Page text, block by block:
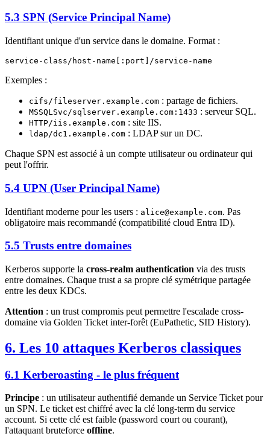
5.3 SPN (Service Principal Name)
Identifiant unique d'un service dans le domaine. Format :
Exemples :
cifs/fileserver.example.com : partage de fichiers.
MSSQLSvc/sqlserver.example.com:1433 : serveur SQL.
HTTP/iis.example.com : site IIS.
ldap/dc1.example.com : LDAP sur un DC.
Chaque SPN est associé à un compte utilisateur ou ordinateur qui
peut l'offrir.
5.4 UPN (User Principal Name)
Identifiant moderne pour les users : alice@example.com. Pas
obligatoire mais recommandé (compatibilité cloud Entra ID).
5.5 Trusts entre domaines
Kerberos supporte la cross-realm authentication via des trusts
entre domaines. Chaque trust a sa propre clé symétrique partagée
entre les deux KDCs.
Attention : un trust compromis peut permettre l'escalade cross-
domaine via Golden Ticket inter-forêt (EuPathetic, SID History).
6. Les 10 attaques Kerberos classiques
6.1 Kerberoasting - le plus fréquent
Principe : un utilisateur authentifié demande un Service Ticket pour
un SPN. Le ticket est chiffré avec la clé long-term du service
account. Si cette clé est faible (password court ou courant),
l'attaquant bruteforce offline.